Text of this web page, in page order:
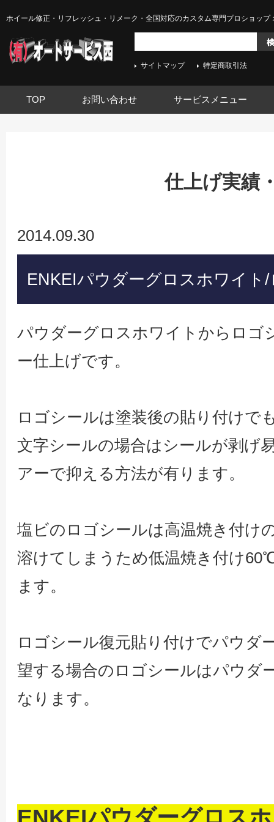
ホイール修正・リフレッシュ・リメーク・全国対応のカスタム専門プロショップ
サイトマップ 特定商取引法
TOP お問い合わせ サービスメニュー
仕上げ実績
2014.09.30
ENKEIパウダーグロスホワイト
パウダーグロスホワイトからロゴ
ー仕上げです。
ロゴシールは塗装後の貼り付けで
文字シールの場合はシールが剥げ
アーで抑える方法が有ります。
塩ビのロゴシールは高温焼き付け
溶けてしまうため低温焼き付け
ます。
ロゴシール復元貼り付けでパウダ
望する場合のロゴシールはパウダ
なります。